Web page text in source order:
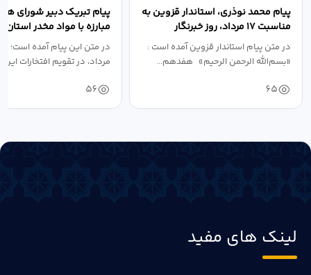
پیام محمد نوذری، استاندار قزوین به
مناسبت ۱۷ مرداد، روز خبرنگار
در متن پیام استاندار قزوین آمده است :
«بسم‌الله الرحمن الرحیم» هفدهم...
65
پیام تبریک دبیر شورای
مبارزه با مواد مخدر استان
مناسبت روز خبرنگار...
در متن این پیام آمده
مرداد، در تقویم افتخارات
56
لینک های مفید